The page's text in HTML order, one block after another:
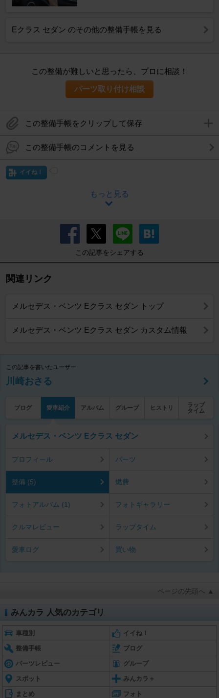
Eクラス セダン のその他の整備手帳を見る
この整備が難しいと思ったら、プロに相談！
パーツ取り付け相談
この整備手帳をクリップして保存
この整備手帳のコメントを見る
イイね！
もっと見る
この記事をシェアする
関連リンク
メルセデス・ベンツ Eクラス セダン トップ
メルセデス・ベンツ Eクラス セダン カスタム情報
この記事を書いたユーザー
川崎おさる
ブログ 愛車紹介 アルバム グループ ヒストリ
ラップ
タイム
メルセデス・ベンツ Eクラス セダン
プロフィール パーツ
整備 (5) 燃費
フォトアルバム (1) フォトギャラリー
クルマレビュー ラップタイム
愛車ログ 買い物
ページの先頭へ ▲
みんカラ 人気のカテゴリ
車種別 イイね！
整備手帳 ブログ
パーツレビュー グループ
スポット みんカラ＋
まとめ フォト